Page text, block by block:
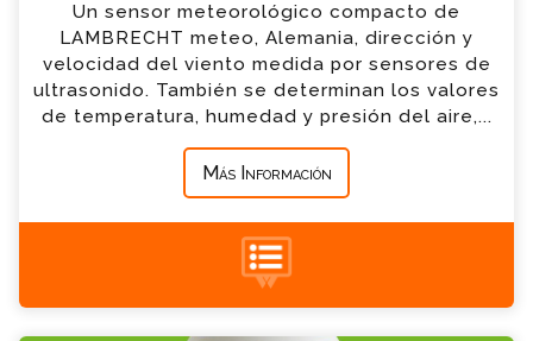
Un sensor meteorológico compacto de
LAMBRECHT meteo, Alemania, dirección y
velocidad del viento medida por sensores de
ultrasonido. También se determinan los valores
de temperatura, humedad y presión del aire,...
Más Información
Empresa
*
Mensaje
+34 935 900 007